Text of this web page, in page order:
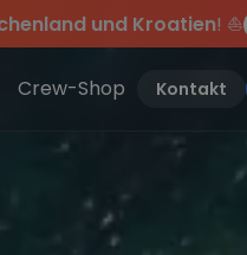
und Kroatien! ⛵
Törn!
des Jahres, sei dabei.
Crew-Shop Kontakt